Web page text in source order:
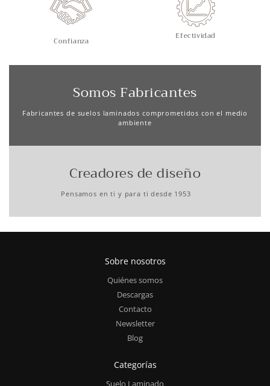
Confianza Efectividad
Somos Fabricantes
Fabricantes de suelos laminados comprometidos con el medio
ambiente
Creadores de diseño
Pensamos en ti y para ti desde 1953
Sobre nosotros
Quiénes somos
Descargas
Contacto
Newsletter
Blog
Categorías